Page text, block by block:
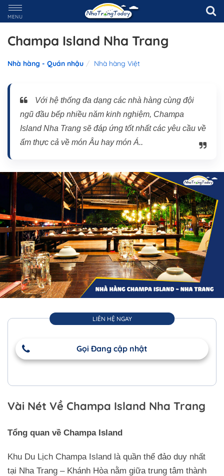
MENU
Champa Island Nha Trang
Nhà hàng - Quán nhậu Nhà hàng Việt
Với hệ thống đa dạng các nhà hàng cùng đội
ngũ đầu bếp nhiều năm kinh nghiệm, Champa
Island Nha Trang sẽ đáp ứng tốt nhất các yêu cầu về
ẩm thực cả về món Âu hay món Á..
LIÊN HỆ NGAY
Gọi Đang cập nhật
Vài Nét Về Champa Island Nha Trang
Tổng quan về Champa Island
Khu Du Lịch Champa Island là quần thể đảo duy nhất
tại Nha Trang – Khánh Hòa nằm giữa trung tâm thành